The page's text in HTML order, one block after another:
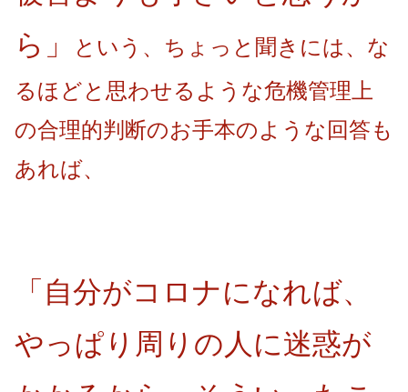
ら」
という、ちょっと聞きには、な
るほどと思わせるような危機管理上
の合理的判断のお手本のような回答も
あれば、
「自分がコロナになれば、
やっぱり周りの人に迷惑が